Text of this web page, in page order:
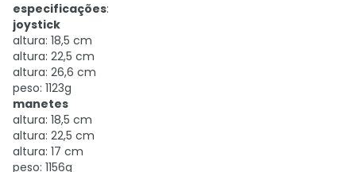
especificações:
joystick
altura: 18,5 cm
altura: 22,5 cm
altura: 26,6 cm
peso: 1123g
manetes
altura: 18,5 cm
altura: 22,5 cm
altura: 17 cm
peso: 1156g